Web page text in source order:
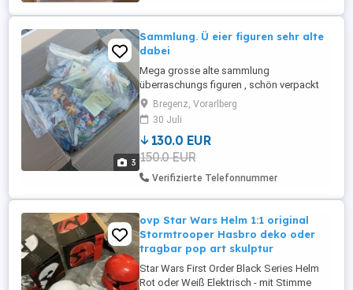
3
Sammlung. Ü eier figuren sehr alte
dabei
Mega grosse alte sammlung
überraschungs figuren , schön verpackt
,sortiert beschrieben. Cirka 130 säckchen.
Abholung , wird im ganzen verkauft
Bregenz, Vorarlberg
30 Juli
130.0 EUR
150.0 EUR
Verifizierte Telefonnummer
ovp Star Wars Helm 1:1 original
Stormtrooper Hasbro deko oder
tragbar pop art skulptur
Star Wars First Order Black Series Helm
Rot oder Weiß Elektrisch - mit Stimme